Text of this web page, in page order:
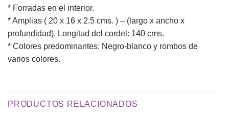
* Forradas en el interior.
* Amplias ( 20 x 16 x 2.5 cms. ) – (largo x ancho x
profundidad). Longitud del cordel: 140 cms.
* Colores predominantes: Negro-blanco y rombos de
varios colores.
PRODUCTOS RELACIONADOS